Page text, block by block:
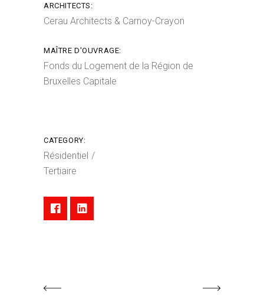
ARCHITECTS:
Cerau Architects & Carnoy-Crayon
MAÎTRE D'OUVRAGE:
Fonds du Logement de la Région de
Bruxelles Capitale
CATEGORY:
Résidentiel
Tertiaire